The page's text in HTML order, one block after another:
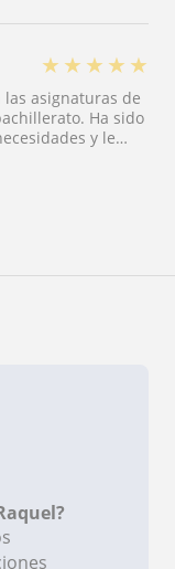
★ ★ ★ ★ ★
las asignaturas de
Ha sido
y le
confianza, algo